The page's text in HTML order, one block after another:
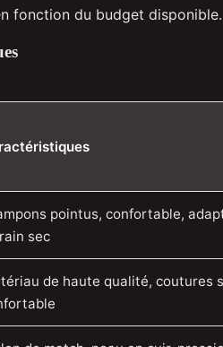
fonction du budget disponible.
pointus, confortable,
sec
de haute qualité, coutures